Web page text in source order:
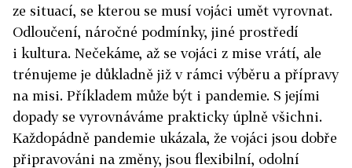
ze situací, se kterou se musí vojáci umět vyrovnat.
Odloučení, náročné podmínky, jiné prostředí
i kultura. Nečekáme, až se vojáci z mise vrátí, ale
trénujeme je důkladně již v rámci výběru a přípravy
na misi. Příkladem může být i pandemie. S jejími
dopady se vyrovnáváme prakticky úplně všichni.
Každopádně pandemie ukázala, že vojáci jsou dobře
připravováni na změny, jsou flexibilní, odolní